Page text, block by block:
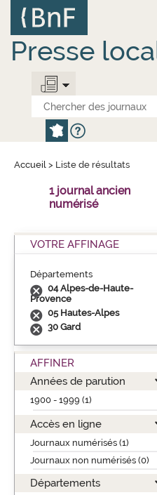
contenu
principal
Presse
Accueil > Liste de résultats
1 journal ancien
numérisé
VOTRE AFFINAGE
Départements
04 Alpes-de-Haute-
Provence
05 Hautes-Alpes
30 Gard
AFFINER
Années de parution
1900 - 1999 (1)
Accès en ligne
Journaux numérisés (1)
Journaux non numérisés (0)
Départements
Panneau de gestion des cookies